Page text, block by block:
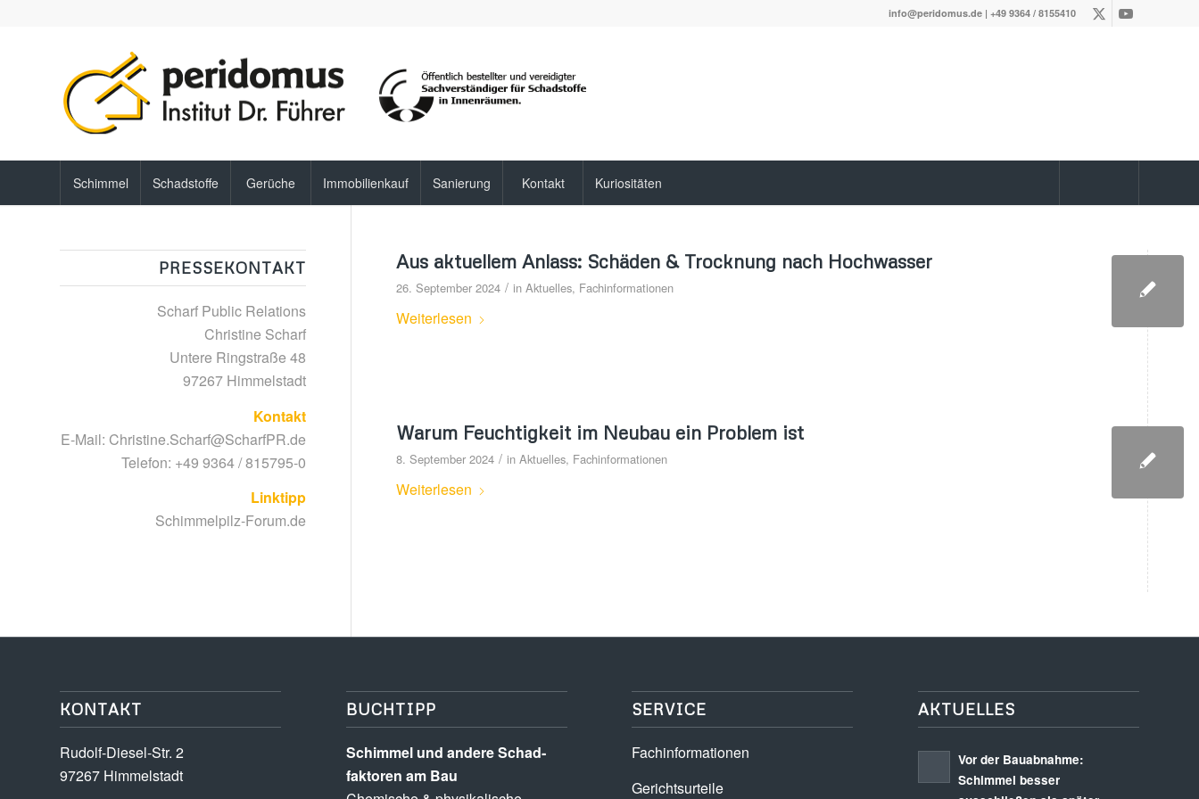
info@peridomus.de | +49 9364 / 8155410
Schimmel Schadstoffe Gerüche Immobilienkauf Sanierung Kontakt Kuriositäten
Aus aktuellem Anlass: Schäden & Trocknung nach Hochwasser
26. September 2024 / in Aktuelles, Fachinformationen
Weiterlesen
Warum Feuchtigkeit im Neubau ein Problem ist
8. September 2024 / in Aktuelles, Fachinformationen
Weiterlesen
PRESSEKONTAKT
Scharf Public Relations
Christine Scharf
Untere Ringstraße 48
97267 Himmelstadt
Kontakt
E-Mail: Christine.Scharf@ScharfPR.de
Telefon: +49 9364 / 815795-0
Linktipp
Schimmelpilz-Forum.de
KONTAKT
Rudolf-Diesel-Str. 2
97267 Himmelstadt
BUCHTIPP
Schimmel und andere Schad­­
faktoren am Bau
SERVICE
Fachinformationen
Gerichtsurteile
AKTUELLES
Vor der Bauabnahme:
Schimmel besser